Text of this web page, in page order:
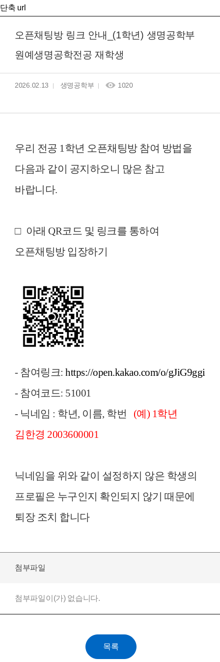
단축 url
오픈채팅방 링크 안내_(1학년) 생명공학부
원예생명공학전공 재학생
2026.02.13 생명공학부 1020
우리 전공 1학년 오픈채팅방 참여 방법을
다음과 같이 공지하오니 많은 참고
바랍니다.
□ 아래 QR코드 및 링크를 통하여
오픈채팅방 입장하기
- 참여링크: https://open.kakao.com/o/gJiG9ggi
- 참여코드: 51001
- 닉네임 : 학년, 이름, 학번 (예) 1학년
김한경 2003600001
닉네임을 위와 같이 설정하지 않은 학생의
프로필은 누구인지 확인되지 않기 때문에
퇴장 조치 합니다
첨부파일
첨부파일이(가) 없습니다.